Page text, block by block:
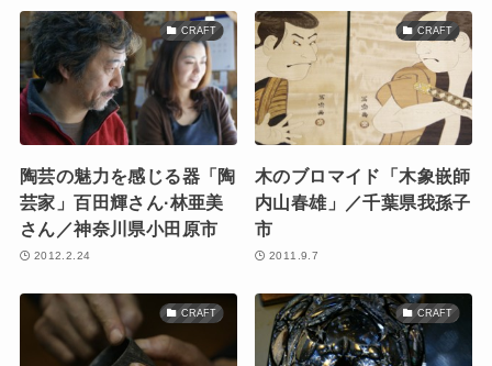
CRAFT
陶芸の魅力を感じる器「陶
芸家」百田輝さん·林亜美
さん／神奈川県小田原市
2012.2.24
CRAFT
木のブロマイド「木象嵌師
内山春雄」／千葉県我孫子
市
2011.9.7
CRAFT CRAFT